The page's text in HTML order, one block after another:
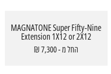
MAGNATONE Super Fifty-Nine
Extension 1X12 or 2X12
החל מ - 7,300 ₪